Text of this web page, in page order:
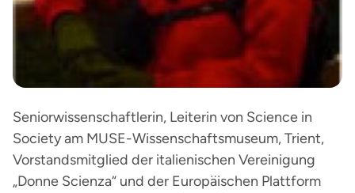
Seniorwissenschaftlerin, Leiterin von Science in
Society am MUSE-Wissenschaftsmuseum, Trient,
Vorstandsmitglied der italienischen Vereinigung
„Donne Scienza“ und der Europäischen Plattform